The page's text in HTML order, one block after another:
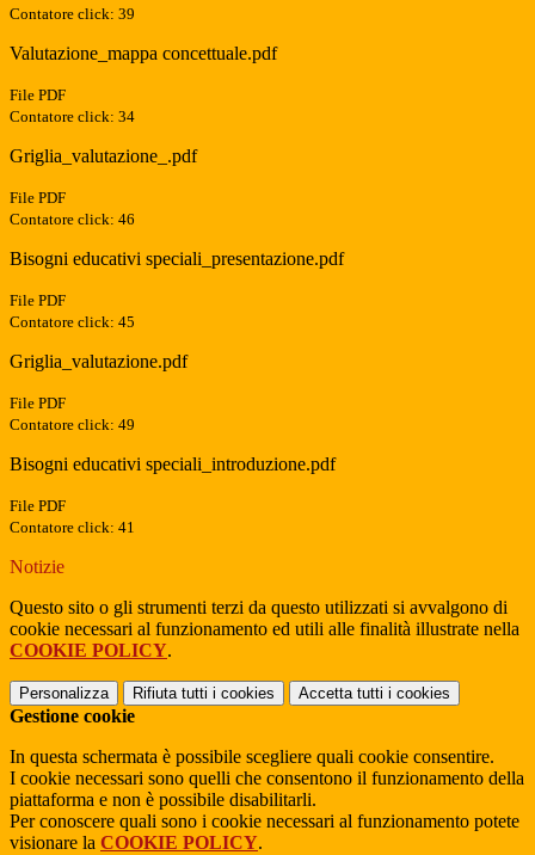
Contatore click: 39
Valutazione_mappa concettuale.pdf
File PDF
Contatore click: 34
Griglia_valutazione_.pdf
File PDF
Contatore click: 46
Bisogni educativi speciali_presentazione.pdf
File PDF
Contatore click: 45
Griglia_valutazione.pdf
File PDF
Contatore click: 49
Bisogni educativi speciali_introduzione.pdf
File PDF
Contatore click: 41
Notizie
Questo sito o gli strumenti terzi da questo utilizzati si avvalgono di
cookie necessari al funzionamento ed utili alle finalità illustrate nella
COOKIE POLICY.
Personalizza Rifiuta tutti i cookies Accetta tutti i cookies
Gestione cookie
In questa schermata è possibile scegliere quali cookie consentire.
I cookie necessari sono quelli che consentono il funzionamento della
piattaforma e non è possibile disabilitarli.
Per conoscere quali sono i cookie necessari al funzionamento potete
visionare la COOKIE POLICY.